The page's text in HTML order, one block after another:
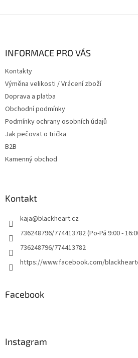
INFORMACE PRO VÁS
Kontakty
Výměna velikosti / Vrácení zboží
Doprava a platba
Obchodní podmínky
Podmínky ochrany osobních údajů
Jak pečovat o trička
B2B
Kamenný obchod
Kontakt
kaja@blackheart.cz
736248796/774413782 (Po-Pá 9:00 -
736248796/774413782
https://www.facebook.com/
Facebook
Instagram